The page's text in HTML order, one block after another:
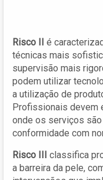
Risco II é
técnicas mais
supervisão mais
podem utilizar
a utilização de
Profissionais devem
onde os serviços
conformidade com
Risco III classifica
a barreira da pele,